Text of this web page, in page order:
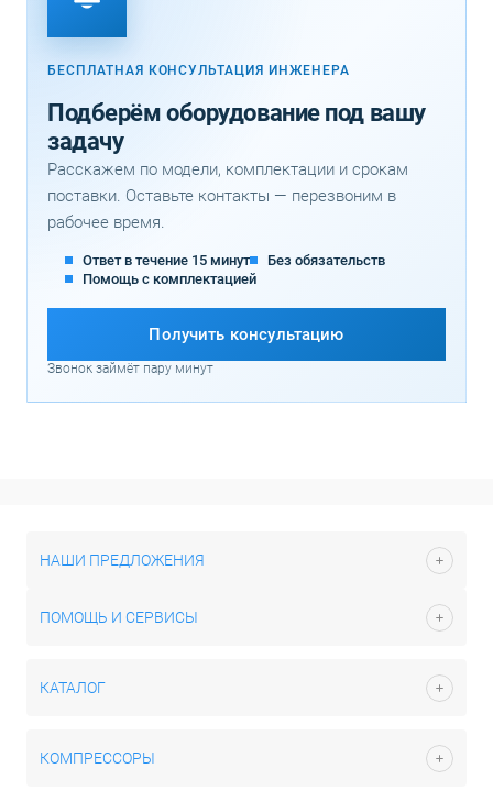
БЕСПЛАТНАЯ КОНСУЛЬТАЦИЯ ИНЖЕНЕРА
Подберём оборудование под вашу
задачу
Расскажем по модели, комплектации и срокам
поставки. Оставьте контакты — перезвоним в
рабочее время.
Ответ в течение 15 минут
Без обязательств
Помощь с комплектацией
Получить консультацию
Звонок займёт пару минут
НАШИ ПРЕДЛОЖЕНИЯ
ПОМОЩЬ И СЕРВИСЫ
КАТАЛОГ
КОМПРЕССОРЫ